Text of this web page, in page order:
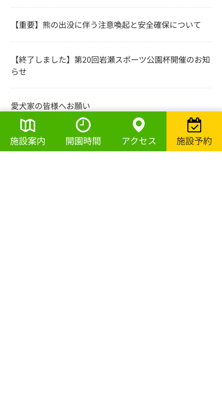
【重要】熊の出没に伴う注意喚起と安全確保について
【終了しました】第20回岩瀬スポーツ公園杯開催のお知
らせ
愛犬家の皆様へお願い
施設案内 開園時間 アクセス 施設予約